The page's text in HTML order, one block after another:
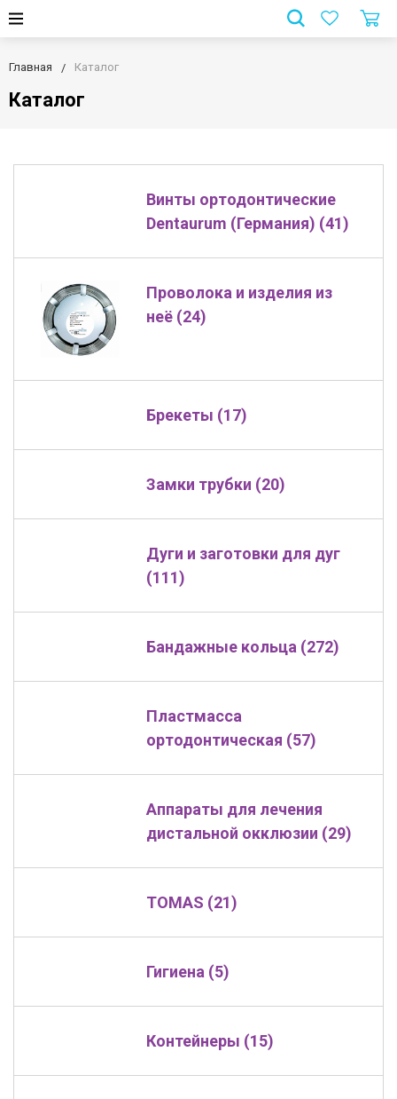
Главная Каталог
Каталог
Винты ортодонтические
Dentaurum (Германия) (41)
Проволока и изделия из
неё (24)
Брекеты (17)
Замки трубки (20)
Дуги и заготовки для дуг
(111)
Бандажные кольца (272)
Пластмасса
ортодонтическая (57)
Аппараты для лечения
дистальной окклюзии (29)
TOMAS (21)
Гигиена (5)
Контейнеры (15)